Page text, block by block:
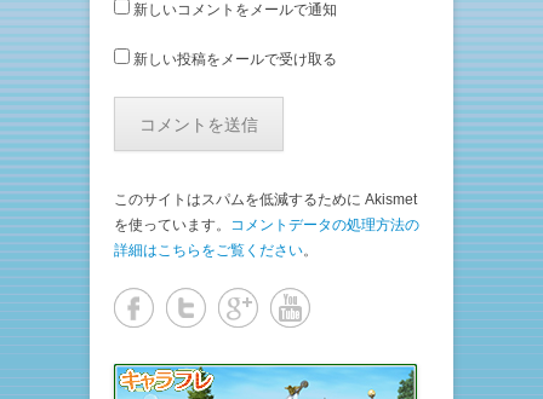
新しいコメントをメールで通知
新しい投稿をメールで受け取る
このサイトはスパムを低減するために Akismet
を使っています。 コメントデータの処理方法の
詳細はこちらをご覧ください。